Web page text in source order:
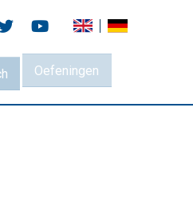

Oefeningen